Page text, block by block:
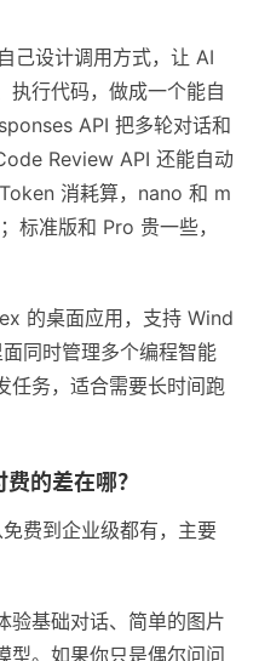
己设计调用方式，让 AI
执行代码，做成一个能自
API 把多轮对话和
Review API 还能自动
消耗算，nano 和 m
标准版和 Pro 贵一些，
的桌面应用，支持 Wind
同时管理多个编程智能
任务，适合需要长时间跑
的差在哪？
费到企业级都有，主要
基础对话、简单的图片
。如果你只是偶尔问问